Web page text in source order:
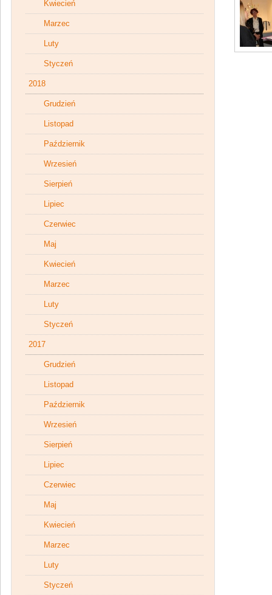
Kwiecień
Marzec
Luty
Styczeń
2018
Grudzień
Listopad
Październik
Wrzesień
Sierpień
Lipiec
Czerwiec
Maj
Kwiecień
Marzec
Luty
Styczeń
2017
Grudzień
Listopad
Październik
Wrzesień
Sierpień
Lipiec
Czerwiec
Maj
Kwiecień
Marzec
Luty
Styczeń